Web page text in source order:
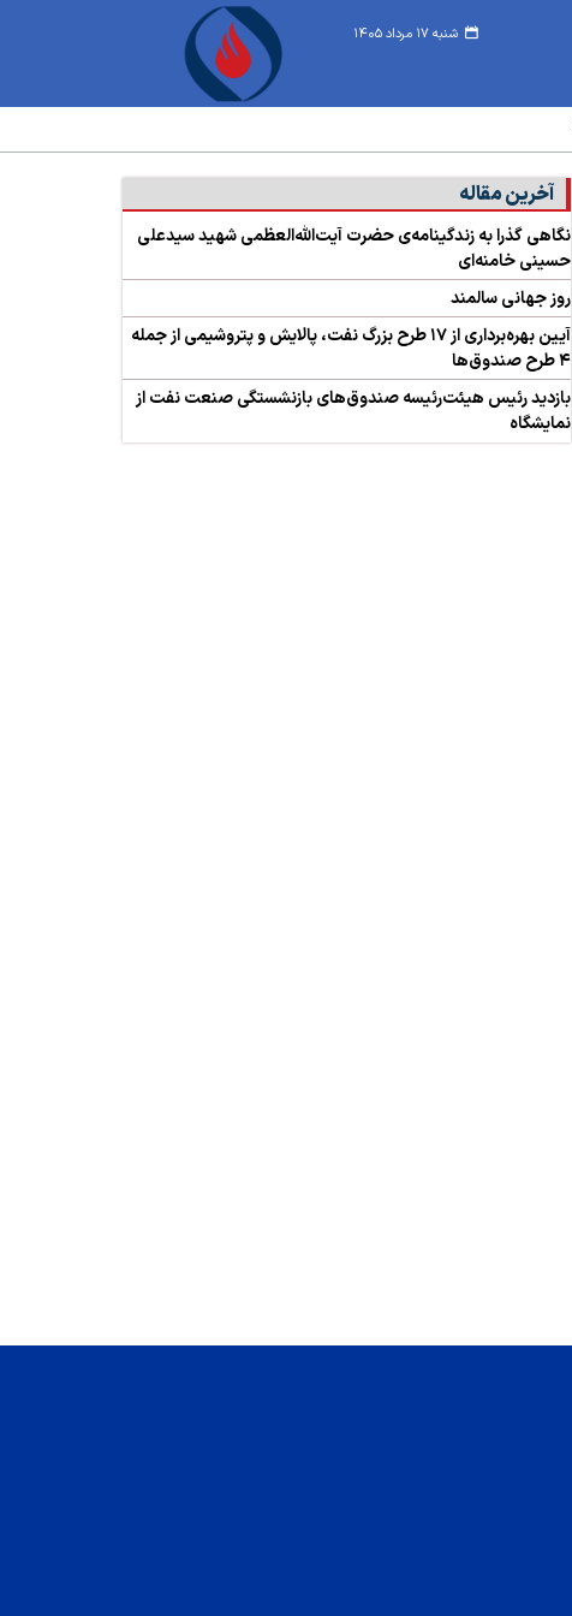
شنبه ۱۷ مرداد ۱۴۰۵
آخرین مقاله
نگاهی گذرا به زندگینامه‌ی حضرت آیت‌الله‌العظمی شهید سیدعلی
حسینی خامنه‌ای
روز جهانی سالمند
آیین بهره‌برداری از ۱۷ طرح بزرگ نفت، پالایش و پتروشیمی از جمله
۴ طرح‌ صندوق‌ها
بازدید رئیس هیئت‌رئیسه صندوق‌های بازنشستگی صنعت نفت از
نمایشگاه